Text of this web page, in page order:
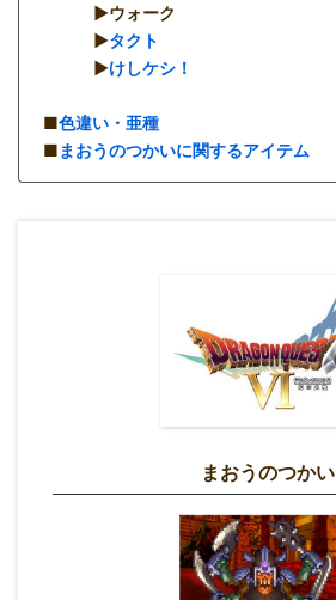
▶︎ウォーク
▶︎タクト
▶︎けしケシ！
■色違い・亜種
■ まおうのつかいに関するアイテム
まおうのつかい